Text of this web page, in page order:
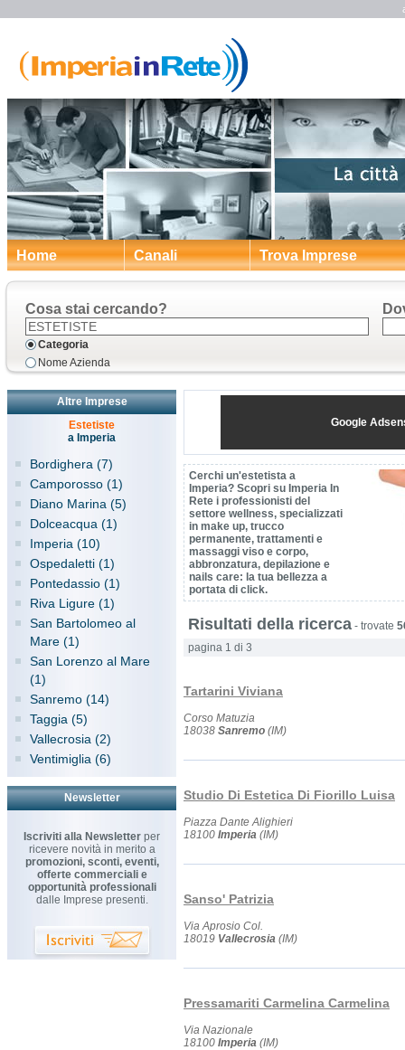
Home Canali Trova Imprese
Cosa stai cercando?
Categoria
Nome Azienda
Altre Imprese
Estetiste
a Imperia
Bordighera (7)
Camporosso (1)
Diano Marina (5)
Dolceacqua (1)
Imperia (10)
Ospedaletti (1)
Pontedassio (1)
Riva Ligure (1)
San Bartolomeo al
Mare (1)
San Lorenzo al Mare
(1)
Sanremo (14)
Taggia (5)
Vallecrosia (2)
Ventimiglia (6)
Newsletter
Iscriviti alla Newsletter per
ricevere novità in merito a
promozioni, sconti, eventi,
offerte commerciali e
opportunità professionali
dalle Imprese presenti.
Google
Cerchi un'estetista a
Imperia? Scopri su Imperia In
Rete i professionisti del
settore wellness, specializzati
in make up, trucco
permanente, trattamenti e
massaggi viso e corpo,
abbronzatura, depilazione e
nails care: la tua bellezza a
portata di click.
Risultati della ricerca - trovate
pagina 1 di 3
Tartarini Viviana
Corso Matuzia
18038 Sanremo (IM)
Studio Di Estetica Di Fiorillo Luisa
Piazza Dante Alighieri
18100 Imperia (IM)
Sanso' Patrizia
Via Aprosio Col.
18019 Vallecrosia (IM)
Pressamariti Carmelina Carmelina
Via Nazionale
18100 Imperia (IM)